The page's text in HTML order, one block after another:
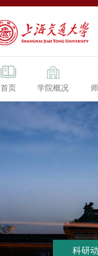
首页 学院概况
科研